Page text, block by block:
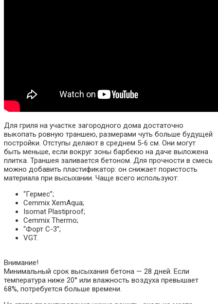
Для гриля на участке загородного дома достаточно
выкопать ровную траншею, размерами чуть больше будущей
постройки. Отступы делают в среднем 5-6 см. Они могут
быть меньше, если вокруг зоны барбекю на даче выложена
плитка. Траншея заливается бетоном. Для прочности в смесь
можно добавить пластификатор: он снижает пористость
материала при высыхании. Чаще всего используют:
“Гермес”;
Cemmix XemAqua;
Isomat Plastiproof;
Cemmix Thermo;
“Форт С-3”;
VGT.
Внимание!
Минимальный срок высыхания бетона — 28 дней. Если
температура ниже 20° или влажность воздуха превышает
68%, потребуется больше времени.